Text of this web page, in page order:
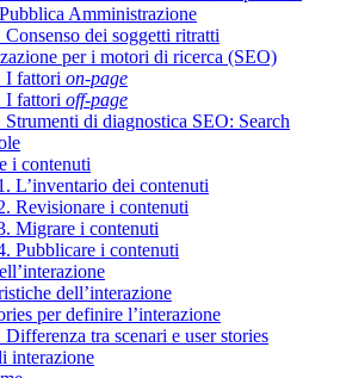
Amministrazione
Consenso dei soggetti ritratti
per i motori di ricerca (SEO)
I fattori on-page
I fattori off-page
Strumenti di diagnostica SEO: Search
i contenuti
L’inventario dei contenuti
Revisionare i contenuti
Migrare i contenuti
Pubblicare i contenuti
dell’interazione
per definire l’interazione
Differenza tra scenari e user stories
interazione